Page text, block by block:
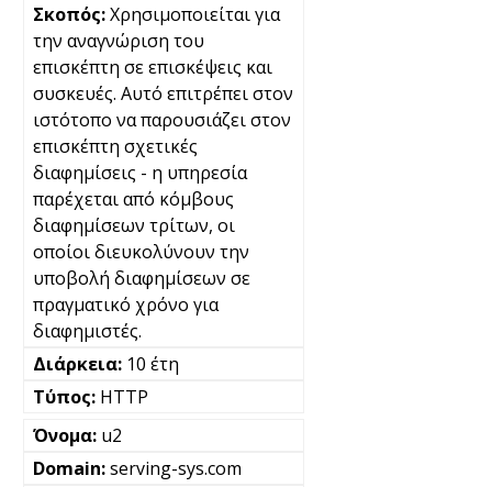
Χρησιμοποιείται για
την αναγνώριση του
επισκέπτη σε επισκέψεις και
συσκευές. Αυτό επιτρέπει στον
ιστότοπο να παρουσιάζει στον
επισκέπτη σχετικές
διαφημίσεις - η υπηρεσία
παρέχεται από κόμβους
διαφημίσεων τρίτων, οι
οποίοι διευκολύνουν την
υποβολή διαφημίσεων σε
πραγματικό χρόνο για
διαφημιστές.
10 έτη
HTTP
u2
serving-sys.com